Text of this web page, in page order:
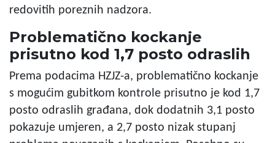
redovitih poreznih nadzora.
Problematično kockanje
prisutno kod 1,7 posto odraslih
Prema podacima HZJZ-a, problematično kockanje
s mogućim gubitkom kontrole prisutno je kod 1,7
posto odraslih građana, dok dodatnih 3,1 posto
pokazuje umjeren, a 2,7 posto nizak stupanj